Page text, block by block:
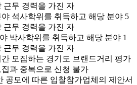
근무 경력을 가진 자
석사학위를 취득하고 해당 분야 5
근무 경력을 가진 자
박사학위를 취득하고 해당 분야 1
근무 경력을 가진 자
간 모집하는 경기도 브랜드거리 평가
집과 중복으로 신청 불가
공모에 따른 입찰참가업체의 제안서